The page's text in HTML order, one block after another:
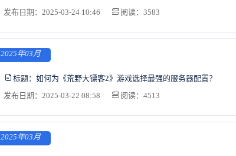
发布日期：2025-03-24 10:46
阅读：3583
2025年03月
标题： 如何为《荒野大镖客2》游戏选择最强的服务器配置？
发布日期：2025-03-22 08:58
阅读：4513
2025年03月